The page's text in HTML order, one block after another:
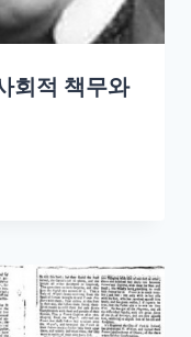
회적 책무와